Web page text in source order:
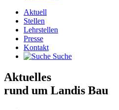
Aktuell
Stellen
Lehrstellen
Presse
Kontakt
Suche
Aktuelles
rund um Landis Bau